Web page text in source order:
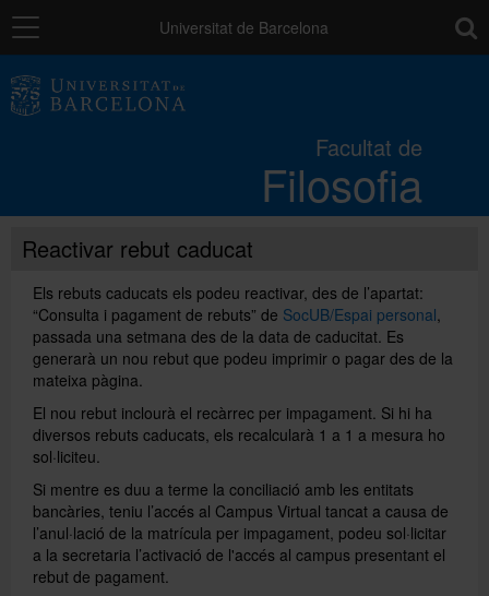
Navegació Universitat de Barcelona
Facultat de
Filosofia
Estudis
Recerca i innovació
Serveis
Directori
Reactivar rebut caducat
Els rebuts caducats els podeu reactivar, des de l’apartat:
“Consulta i pagament de rebuts” de SocUB/Espai personal
passada una setmana des de la data de caducitat. Es
generarà un nou rebut que podeu imprimir o pagar des de la
mateixa pàgina.
El nou rebut inclourà el recàrrec per impagament. Si hi ha
diversos rebuts caducats, els recalcularà 1 a 1 a mesura ho
sol·liciteu.
Si mentre es duu a terme la conciliació amb les entitats
bancàries, teniu l’accés al Campus Virtual tancat a causa de
l’anul·lació de la matrícula per impagament, podeu sol·licitar
a la secretaria l’activació de l'accés al campus presentant el
rebut de pagament.